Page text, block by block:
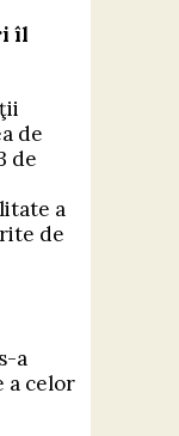
îl
de
de
a
de
a
a celor